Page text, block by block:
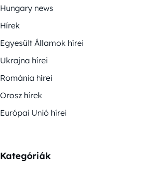
Hungary news
Hírek
Egyesült Államok hírei
Ukrajna hírei
Románia hírei
Orosz hírek
Európai Unió hírei
Kategóriák